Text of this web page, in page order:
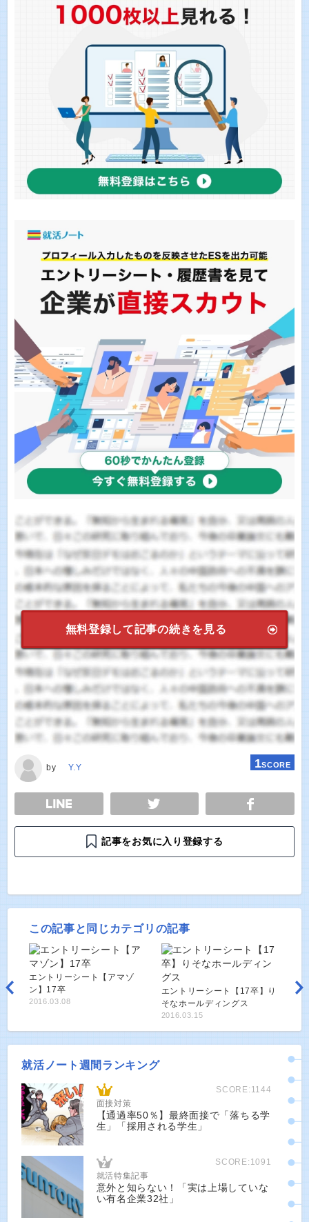
無料登録して記事の続きを見る
by Y.Y 1SCORE
TWEET
記事をお気に入り登録する
この記事と同じカテゴリの記事
エントリーシート【アマゾ
ン】17卒
2016.03.08
エントリーシート【17卒】り
そなホールディングス
2016.03.15
就活ノート週間ランキング
SCORE:1144
面接対策
【通過率50％】最終面接で「落ちる学
生」「採用される学生」
SCORE:1091
就活特集記事
意外と知らない！「実は上場していな
い有名企業32社」